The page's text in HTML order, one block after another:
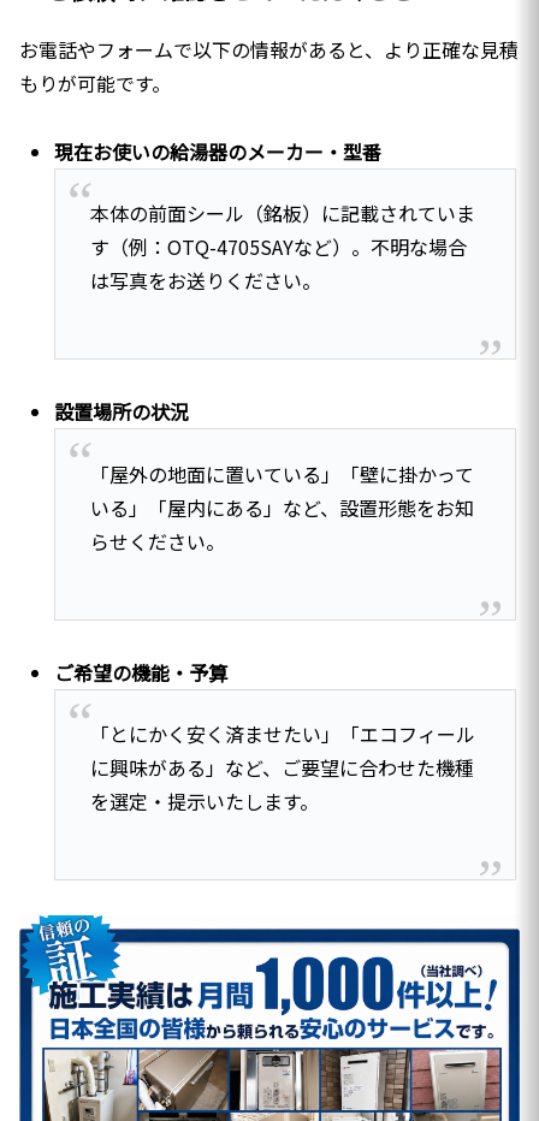
お電話やフォームで以下の情報があると、より正確な見積
もりが可能です。
現在お使いの給湯器のメーカー・型番
本体の前面シール（銘板）に記載されていま
す（例：OTQ-4705SAYなど）。不明な場合
は写真をお送りください。
設置場所の状況
「屋外の地面に置いている」「壁に掛かって
いる」「屋内にある」など、設置形態をお知
らせください。
ご希望の機能・予算
「とにかく安く済ませたい」「エコフィール
に興味がある」など、ご要望に合わせた機種
を選定・提示いたします。